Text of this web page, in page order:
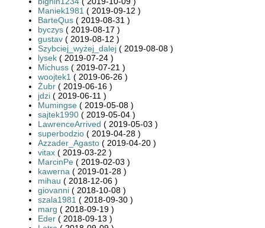
Maniek1981 ( 2019-09-12 )
BarteQus ( 2019-08-31 )
byczys ( 2019-08-17 )
gustav ( 2019-08-12 )
Szybciej_wyżej_dalej ( 2019-08-08 )
lysek ( 2019-07-24 )
Michuss ( 2019-07-21 )
woojtek1 ( 2019-06-26 )
Żubr ( 2019-06-16 )
jdzi ( 2019-06-11 )
Mumingse ( 2019-05-08 )
sajtek1990 ( 2019-05-04 )
LawrenceArrived ( 2019-05-03 )
superbodzio ( 2019-04-28 )
Azzader_Agasto ( 2019-04-20 )
vitax ( 2019-03-22 )
MarcinPe ( 2019-02-03 )
kawerna ( 2019-01-28 )
mihau ( 2018-12-06 )
giovanni ( 2018-10-08 )
szala1981 ( 2018-09-30 )
marg ( 2018-09-19 )
Eder ( 2018-09-13 )